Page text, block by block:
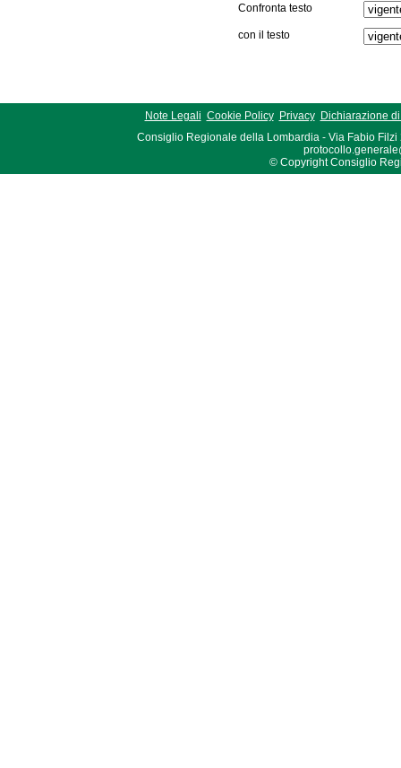
Confronta testo
con il testo
Note Legali Cookie Policy Privacy
Dichiarazione
Consiglio Regionale della Lombardia - Via Fabio Filzi
© Copyright Consiglio